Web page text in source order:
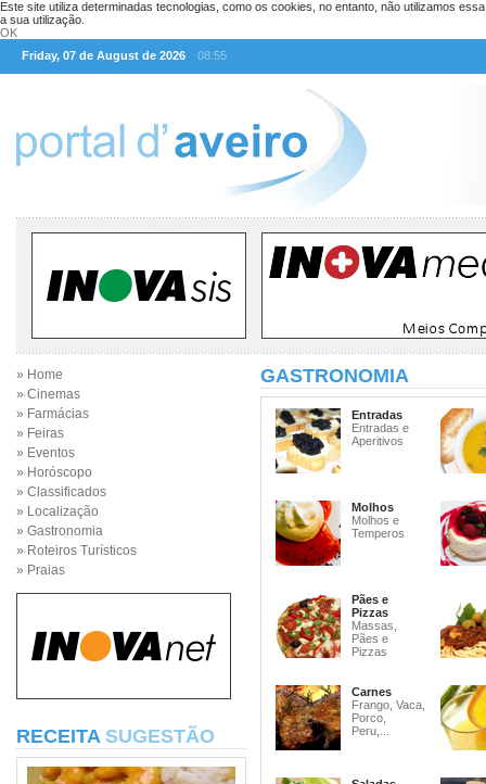
Este site utiliza determinadas tecnologias, como os cookies, no entanto, não utilizamos
a sua utilização.
OK
Friday, 07 de August de 2026
08:55
» Home
» Cinemas
» Farmácias
» Feiras
» Eventos
» Horóscopo
» Classificados
» Localização
» Gastronomia
» Roteiros Turísticos
» Praias
RECEITA SUGESTÃO
GASTRONOMIA
Entradas
Entradas e
Aperitivos
Molhos
Molhos e
Temperos
Pães e
Pizzas
Massas,
Pães e
Pizzas
Carnes
Frango, Vaca,
Porco,
Peru,...